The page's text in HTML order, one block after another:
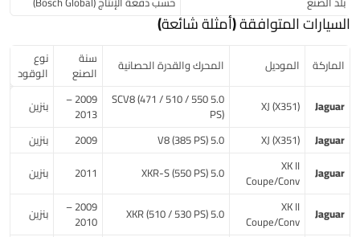
السيارات المتوافقة (أمثلة شائعة)
الماركة الموديل المحرك والقدرة الحصانية سنة
الصنع
نوع
الوقود
Jaguar
XJ (X351)
5.0 SCV8 (471 / 510 / 550
PS)
2009 –
2013
بنزين
Jaguar
XJ (X351)
5.0 V8 (385 PS)
2009
بنزين
Jaguar
XK II
Coupe/Conv
5.0 XKR-S (550 PS)
2011 بنزين
Jaguar
XK II
Coupe/Conv
5.0 XKR (510 / 530 PS)
2009 –
2010 بنزين